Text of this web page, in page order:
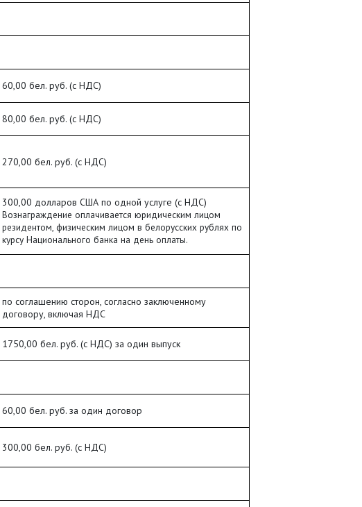
60,00 бел. руб. (с НДС)
80,00 бел. руб. (с НДС)
270,00 бел. руб. (с НДС)
300,00 долларов США по одной услуге (с НДС)
Вознаграждение оплачивается юридическим лицом
резидентом, физическим лицом в белорусских рублях по
курсу Национального банка на день оплаты.
по соглашению сторон, согласно заключенному
договору, включая НДС
1750,00 бел. руб. (с НДС) за один выпуск
60,00 бел. руб. за один договор
300,00 бел. руб. (с НДС)